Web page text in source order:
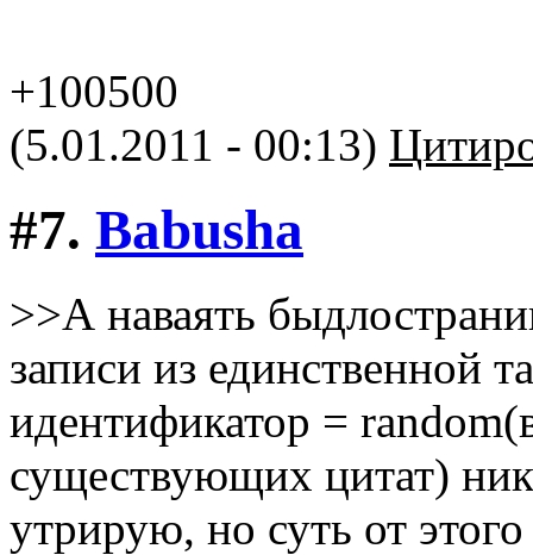
+100500
(5.01.2011 - 00:13)
#7. Babusha
>>А наваять
записи из единственной
идентификатор =
существующих цитат)
утрирую, но суть от